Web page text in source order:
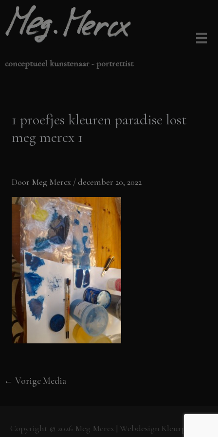
naar
de
conceptueel kunstenaar - portrettist
1 proefjes kleuren paradise lost
meg mercx 1
Door Meg Mercx /december 20, 2022
← Vorige Media
Copyright © 2026 Meg Mercx | Webdesign Kleurpunt.nl